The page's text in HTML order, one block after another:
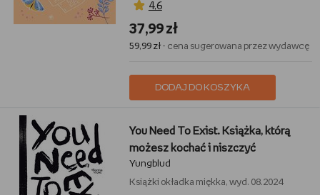
4,6
37,99 zł
59,99 zł- cena sugerowana przez wydawcę
DODAJ DO KOSZYKA
You Need To Exist. Książka, którą
możesz kochać i niszczyć
Yungblud
Książki okładka miękka, wyd. 08.2024